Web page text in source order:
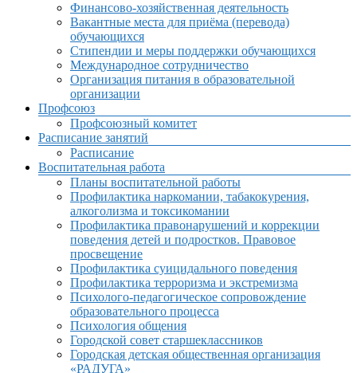
Финансово-хозяйственная деятельность
Вакантные места для приёма (перевода)
обучающихся
Стипендии и меры поддержки обучающихся
Международное сотрудничество
Организация питания в образовательной
организации
Профсоюз
Профсоюзный комитет
Расписание занятий
Расписание
Воспитательная работа
Планы воспитательной работы
Профилактика наркомании, табакокурения,
алкоголизма и токсикомании
Профилактика правонарушений и коррекции
поведения детей и подростков. Правовое
просвещение
Профилактика суицидального поведения
Профилактика терроризма и экстремизма
Психолого-педагогическое сопровождение
образовательного процесса
Психология общения
Городской совет старшеклассников
Городская детская общественная организация
«РАДУГА»